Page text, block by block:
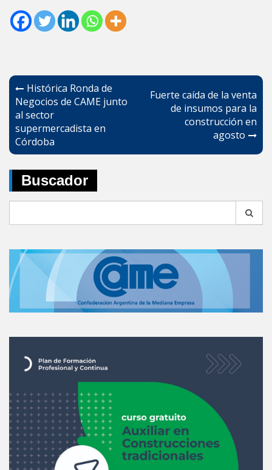
Navegación
de
entradas
Histórica Ronda de
Negocios de CAME junto
al sector
supermercadista en
Córdoba
Fuerte caída de la venta
de insumos para la
construcción en
agosto
Buscador